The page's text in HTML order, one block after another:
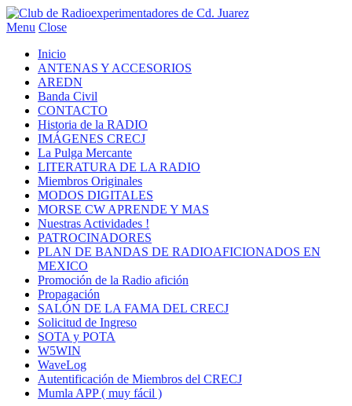
Menu Close
Inicio
ANTENAS Y ACCESORIOS
AREDN
Banda Civil
CONTACTO
Historia de la RADIO
IMÁGENES CRECJ
La Pulga Mercante
LITERATURA DE LA RADIO
Miembros Originales
MODOS DIGITALES
MORSE CW APRENDE Y MAS
Nuestras Actividades !
PATROCINADORES
PLAN DE BANDAS DE RADIOAFICIONADOS EN
MEXICO
Promoción de la Radio afición
Propagación
SALÓN DE LA FAMA DEL CRECJ
Solicitud de Ingreso
SOTA y POTA
W5WIN
WaveLog
Autentificación de Miembros del CRECJ
Mumla APP ( muy fácil )